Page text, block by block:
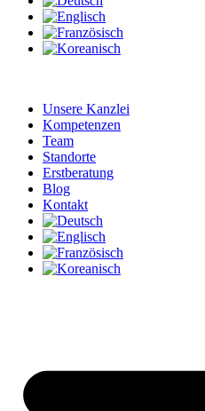
Unsere Kanzlei
Kompetenzen
Team
Standorte
Erstberatung
Blog
Kontakt